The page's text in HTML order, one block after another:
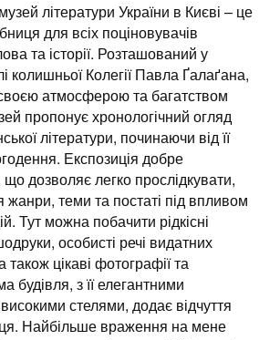
літератури України в Києві – це
для всіх поціновувачів
та історії. Розташований у
колишньої Колегії Павла Ґалаґана,
атмосферою та багатством
пропонує хронологічний огляд
літератури, починаючи від її
Експозиція добре
дозволяє легко прослідкувати,
жанри, теми та постаті під впливом
Тут можна побачити рідкісні
особисті речі видатних
також цікаві фотографії та
будівля, з її елегантними
стелями, додає відчуття
Найбільше враження на мене